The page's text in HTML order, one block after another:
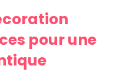
pour une